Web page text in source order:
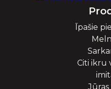
Īpašie
Citi ikru